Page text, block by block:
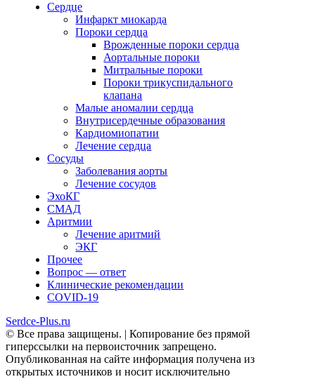
Сердце
Инфаркт миокарда
Пороки сердца
Врожденные пороки сердца
Аортальные пороки
Митральные пороки
Пороки трикуспидального
клапана
Малые аномалии сердца
Внутрисердечные образования
Кардиомиопатии
Лечение сердца
Сосуды
Заболевания аорты
Лечение сосудов
ЭхоКГ
СМАД
Аритмии
Лечение аритмий
ЭКГ
Прочее
Вопрос — ответ
Клинические рекомендации
COVID-19
Serdce-Plus.ru
© Все права защищены. | Копирование без прямой
гиперссылки на первоисточник запрещено.
Опубликованная на сайте информация получена из
открытых источников и носит исключительно